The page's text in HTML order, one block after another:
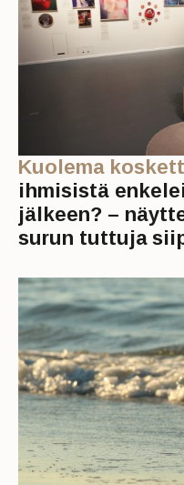
Kuolema
ihmisistä
jälkeen? –
surun tuttuja